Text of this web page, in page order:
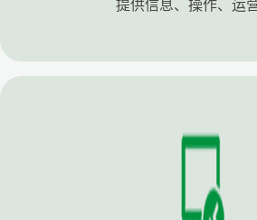
提供信息、操作、运